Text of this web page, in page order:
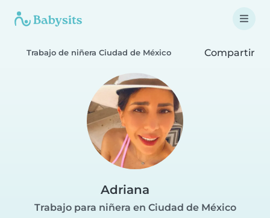
Trabajo de niñera Ciudad de México Compartir
Adriana
Trabajo para niñera en Ciudad de México